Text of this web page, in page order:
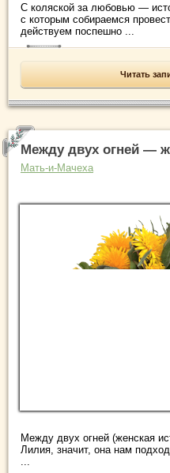
С коляской за любовью —
с которым собираемся
действуем поспешно ...
Читать
Между двух огней —
Мать-и-Мачеха
Между двух огней (женская
Лилия, значит, она нам
...